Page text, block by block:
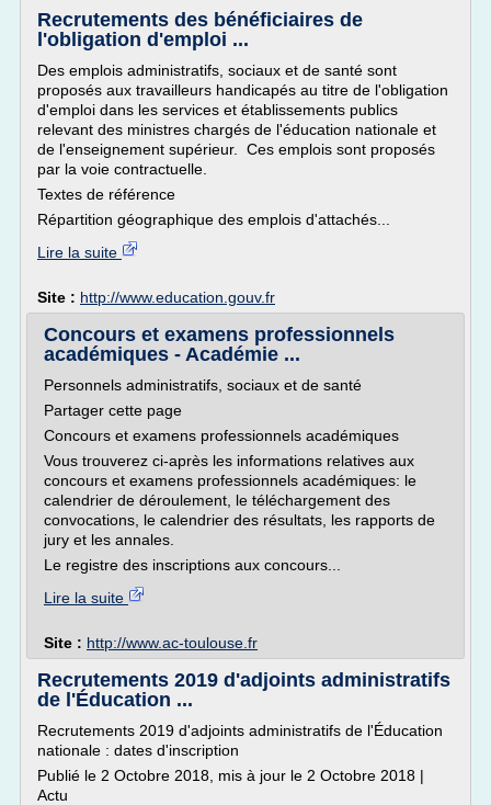
Recrutements des bénéficiaires de
l'obligation d'emploi ...
Des emplois administratifs, sociaux et de santé sont
proposés aux travailleurs handicapés au titre de l'obligation
d'emploi dans les services et établissements publics
relevant des ministres chargés de l'éducation nationale et
de l'enseignement supérieur. Ces emplois sont proposés
par la voie contractuelle.
Textes de référence
Répartition géographique des emplois d'attachés...
Lire la suite
Site : http://www.education.gouv.fr
Concours et examens professionnels
académiques - Académie ...
Personnels administratifs, sociaux et de santé
Partager cette page
Concours et examens professionnels académiques
Vous trouverez ci-après les informations relatives aux
concours et examens professionnels académiques: le
calendrier de déroulement, le téléchargement des
convocations, le calendrier des résultats, les rapports de
jury et les annales.
Le registre des inscriptions aux concours...
Lire la suite
Site : http://www.ac-toulouse.fr
Recrutements 2019 d'adjoints administratifs
de l'Éducation ...
Recrutements 2019 d'adjoints administratifs de l'Éducation
nationale : dates d'inscription
Publié le 2 Octobre 2018, mis à jour le 2 Octobre 2018 |
Actu